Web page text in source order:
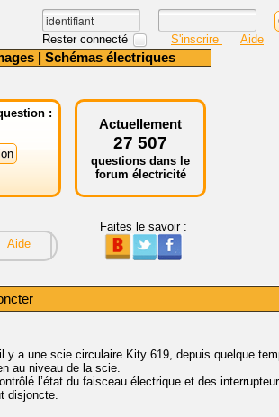
Rester connecté S'inscrire Aide
| Schémas électriques
:
Actuellement
27 507
questions dans le
forum électricité
Aide
Faites le savoir :
a une scie circulaire Kity 619, depuis quelque
au niveau de la scie.
l’état du faisceau électrique et des
disjoncte.